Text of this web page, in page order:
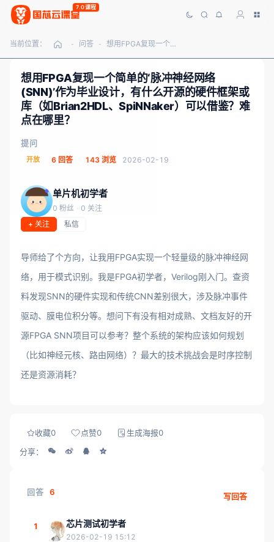
7.0课程
当前位置： - 问答 - 想用FPGA复现一个简单的‘脉冲神经网络(SNN)’作为毕业设计，有什么开源的硬件框架或库（如Brian2HDL、SpiNNaker）可以借鉴？难点在哪里？
想用FPGA复现一个简单的‘脉冲神经网络
(SNN)’作为毕业设计，有什么开源的硬件框架或
库（如Brian2HDL、SpiNNaker）可以借鉴？难
点在哪里？
提问
开放 6 回答 143 浏览 2026-02-19
单片机初学者
0 粉丝 · 0 关注
+ 关注
私信
导师给了个方向，让我用FPGA实现一个轻量级的脉冲神经网
络，用于模式识别。我是FPGA初学者，Verilog刚入门。查资
料发现SNN的硬件实现和传统CNN差别很大，涉及脉冲事件
驱动、膜电位积分等。想问下有没有相对成熟、文档友好的开
源FPGA SNN项目可以参考？整个系统的架构应该如何规划
（比如神经元核、路由网络）？最大的技术挑战会是时序控制
还是资源消耗？
收藏0 点赞0 生成海报0
分享：
回答 6 写回答
1 芯片测试初学者
2026-02-19 15:12